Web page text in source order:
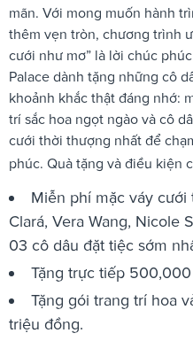
mãn. Với mong muốn hành
thêm vẹn tròn, chương trình
cưới như mơ” là lời chúc
Palace dành tặng những cô
khoảnh khắc thật đáng nhớ:
trí sắc hoa ngọt ngào và cô
cưới thời thượng nhất để
phúc. Quà tặng và điều kiện
Miễn phí mặc váy cưới
Clará, Vera Wang, Nicole
03 cô dâu đặt tiệc sớm
Tặng trực tiếp
Tặng gói trang trí hoa
triệu đồng.